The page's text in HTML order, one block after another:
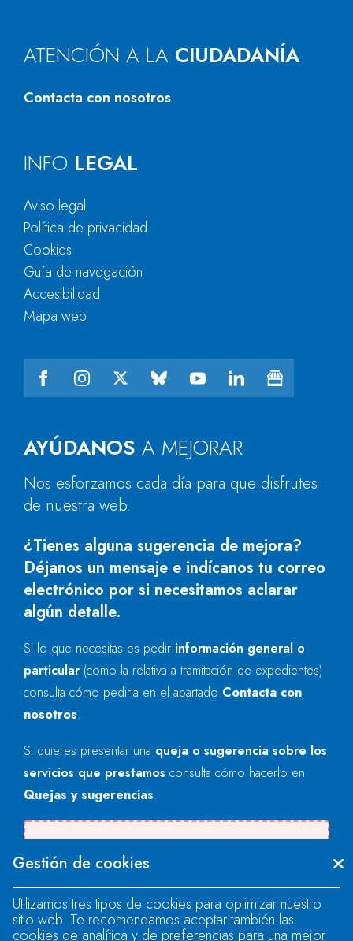
ATENCIÓN A LA CIUDADANÍA
Contacta con nosotros
AYÚDANOS A MEJORAR
Nos esforzamos cada día para que disfrutes
de nuestra web.
¿Tienes alguna sugerencia de mejora?
Déjanos un mensaje e indícanos tu correo
electrónico por si necesitamos aclarar
algún detalle.
Si lo que necesitas es pedir información general o
particular (como la relativa a tramitación de expedientes)
consulta cómo pedirla en el apartado Contacta con
nosotros.
Si quieres presentar una queja o sugerencia sobre los
servicios que prestamos consulta cómo hacerlo en
Quejas y sugerencias.
"text".
Se produjo un error al cargar el campo
INFO LEGAL
Aviso legal
Política de privacidad
Cookies
Guía de navegación
Accesibilidad
Mapa web
Gestión de cookies
Utilizamos tres tipos de cookies para optimizar nuestro
sitio web. Te recomendamos aceptar también las
cookies de analítica y de preferencias para una mejor